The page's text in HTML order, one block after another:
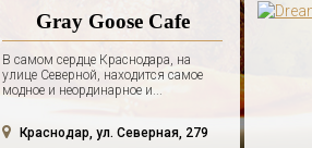
Gray Goose Cafe
В самом сердце Краснодара, на
улице Северной, находится самое
модное и неординарное и...
Краснодар, ул. Северная, 279